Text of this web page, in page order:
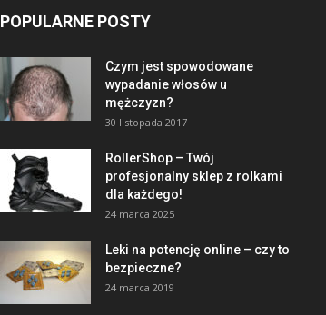
POPULARNE POSTY
Czym jest spowodowane
wypadanie włosów u
mężczyzn?
30 listopada 2017
RollerShop – Twój
profesjonalny sklep z rolkami
dla każdego!
24 marca 2025
Leki na potencję online – czy to
bezpieczne?
24 marca 2019